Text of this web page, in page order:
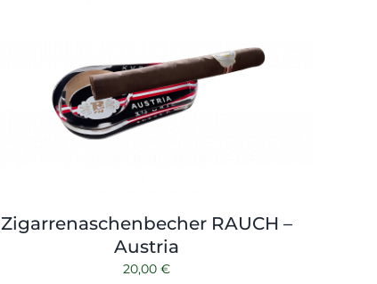
Zigarrenaschenbecher RAUCH –
Austria
20,00 €